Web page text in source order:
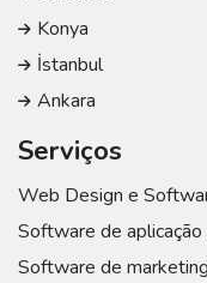
Konya
İstanbul
Ankara
Serviços
Web Design e
Software de
Software de